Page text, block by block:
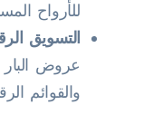
للأرواح
التسويق
عروض
والقوائم